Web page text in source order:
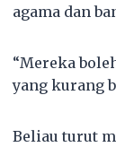
agama dan
“Mereka
yang kurang
Beliau turut